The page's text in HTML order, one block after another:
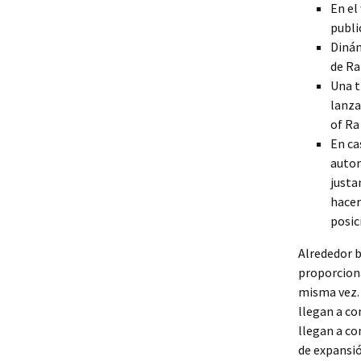
En
de
Una
of
En
Alrededor
misma
llegan a
llegan a
de